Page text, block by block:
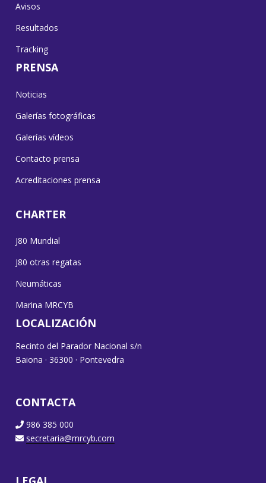
Avisos
Resultados
Tracking
PRENSA
Noticias
Galerías fotográficas
Galerías vídeos
Contacto prensa
Acreditaciones prensa
CHARTER
J80 Mundial
J80 otras regatas
Neumáticas
Marina MRCYB
LOCALIZACIÓN
Recinto del Parador Nacional s/n
Baiona · 36300 · Pontevedra
CONTACTA
986 385 000
secretaria@mrcyb.com